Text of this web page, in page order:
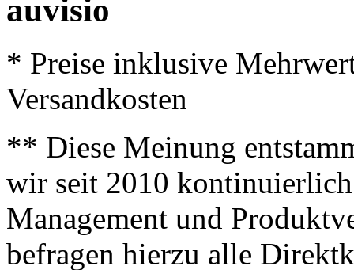
auvisio
* Preise inklusive
Versandkosten
** Diese Meinung
wir seit 2010
Management und
befragen hierzu alle